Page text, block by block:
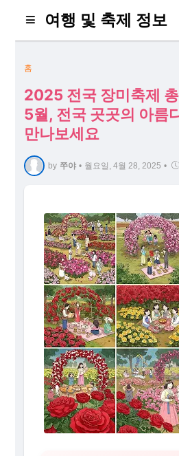
여행 및 축제 정보
홈
2025 전국 장미축제
5월, 전국 곳곳의 아름
만나보세요
by 쭈야 • 월요일, 4월 28, 2025 •